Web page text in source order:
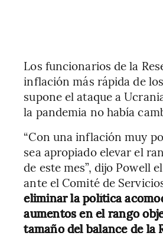
Los funcionarios de la
inflación más rápida de
supone el ataque a
la pandemia no había
“Con una inflación muy
sea apropiado elevar el
de este mes”, dijo Powell
ante el Comité de
eliminar la política
aumentos en el rango
tamaño del balance de la